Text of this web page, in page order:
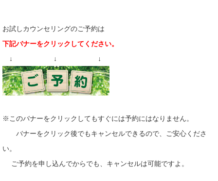
お試しカウンセリングのご予約は
下記バナーをクリックしてください。
↓ ↓ ↓
※このバナーをクリックしてもすぐには予約にはなりません。
バナーをクリック後でもキャンセルできるので、ご安心くださ
い。
ご予約を申し込んでからでも、キャンセルは可能ですよ。